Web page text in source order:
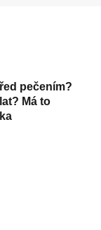
pečením?
Má to